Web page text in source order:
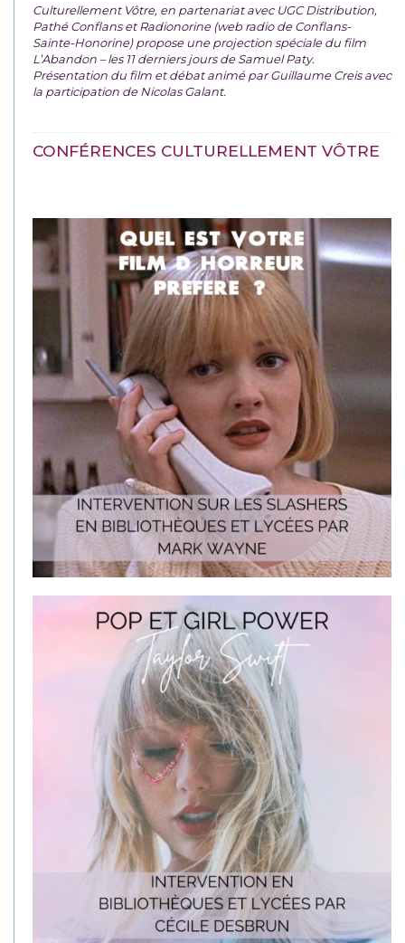
Culturellement Vôtre, en partenariat avec UGC Distribution,
Pathé Conflans et Radionorine (web radio de Conflans-
Sainte-Honorine) propose une projection spéciale du film
L’Abandon – les 11 derniers jours de Samuel Paty.
Présentation du film et débat animé par Guillaume Creis avec
la participation de Nicolas Galant.
CONFÉRENCES CULTURELLEMENT VÔTRE